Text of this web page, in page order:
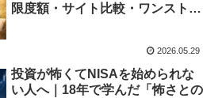
限度額・サイト比較・ワンストッ
2026.05.29
投資が怖くてNISAを始められな
い人へ｜18年で学んだ「怖さとの